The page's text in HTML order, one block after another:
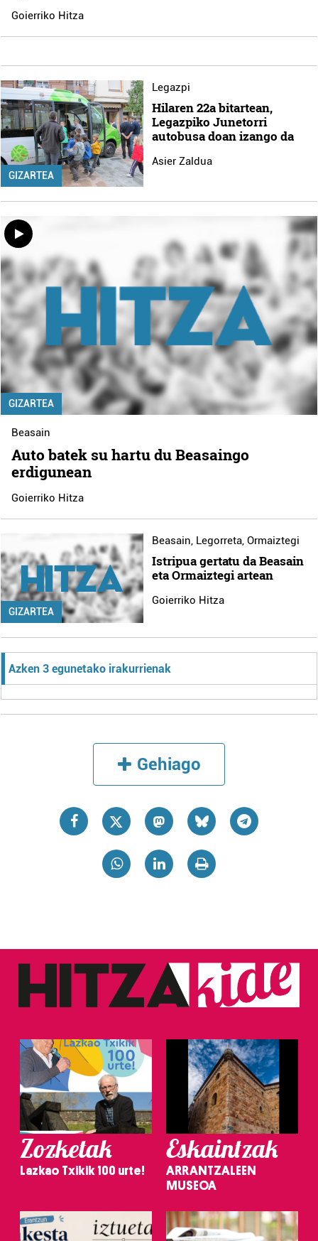
Goierriko Hitza
GIZARTEA
Legazpi
Hilaren 22a bitartean,
Legazpiko Junetorri
autobusa doan izango da
Asier Zaldua
GIZARTEA
Beasain
Auto batek su hartu du Beasaingo
erdigunean
Goierriko Hitza
GIZARTEA
Beasain, Legorreta, Ormaiztegi
Istripua gertatu da Beasain
eta Ormaiztegi artean
Goierriko Hitza
Azken 3 egunetako irakurrienak
Gehiago
Zozketak
Lazkao Txikik 100 urte!
Eskaintzak
ARRANTZALEEN
MUSEOA